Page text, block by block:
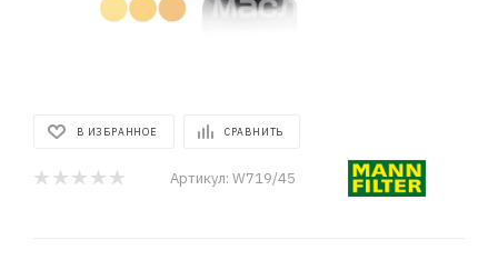
В ИЗБРАННОЕ СРАВНИТЬ
Артикул: W719/45